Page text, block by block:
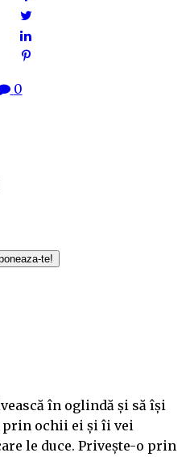
0
în oglindă și să își
prin ochii ei și îi vei
le duce. Privește-o prin